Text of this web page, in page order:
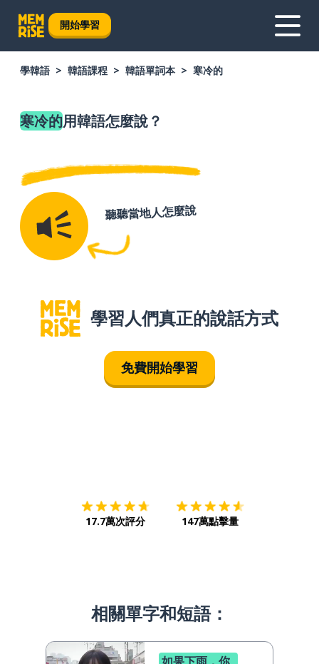
開始學習
學韓語 韓語課程 韓語單詞本 寒冷的
寒冷的用韓語怎麼說？
聽聽當地人怎麼說
學習人們真正的說話方式
免費開始學習
17.7萬次評分 147萬點擊量
相關單字和短語：